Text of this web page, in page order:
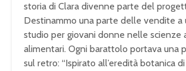
storia di Clara divenne parte del
Destinammo una parte delle vendite a
studio per giovani donne nelle scienze
alimentari. Ogni barattolo portava una
sul retro: “Ispirato all’eredità botanica